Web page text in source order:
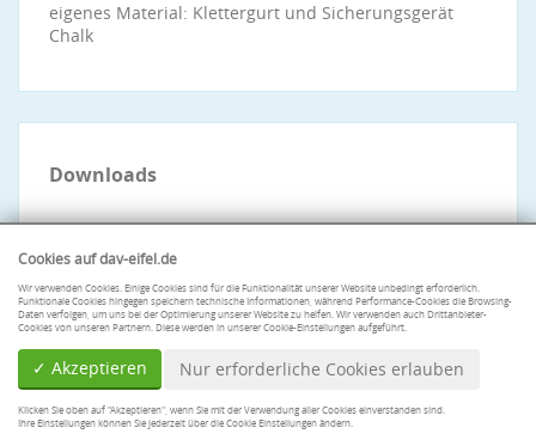
eigenes Material: Klettergurt und Sicherungsgerät
Chalk
Downloads
Cookies auf dav-eifel.de
Wir verwenden Cookies. Einige Cookies sind für die Funktionalität unserer Website unbedingt erforderlich.
Funktionale Cookies hingegen speichern technische Informationen, während Performance-Cookies die Browsing-
Daten verfolgen, um uns bei der Optimierung unserer Website zu helfen. Wir verwenden auch Drittanbieter-
Cookies von unseren Partnern. Diese werden in unserer Cookie-Einstellungen aufgeführt.
✓ Akzeptieren Nur erforderliche Cookies erlauben
Klicken Sie oben auf "Akzeptieren", wenn Sie mit der Verwendung aller Cookies einverstanden sind.
Ihre Einstellungen können Sie jederzeit über die Cookie Einstellungen ändern.